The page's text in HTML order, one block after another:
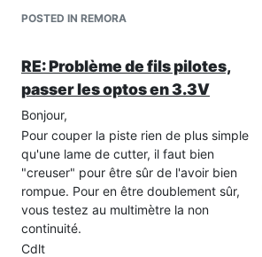
POSTED IN REMORA
RE: Problème de fils pilotes,
passer les optos en 3.3V
Bonjour,
Pour couper la piste rien de plus simple
qu'une lame de cutter, il faut bien
"creuser" pour être sûr de l'avoir bien
rompue. Pour en être doublement sûr,
vous testez au multimètre la non
continuité.
Cdlt